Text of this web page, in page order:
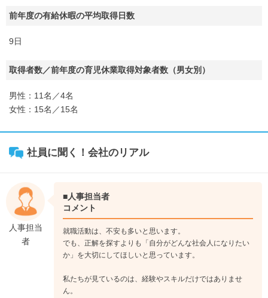
前年度の有給休暇の平均取得日数
9日
取得者数／前年度の育児休業取得対象者数（男女別）
男性：11名／4名
女性：15名／15名
社員に聞く！会社のリアル
人事担当
者
■人事担当者
コメント
就職活動は、不安も多いと思います。
でも、正解を探すよりも「自分がどんな社会人になりたい
か」を大切にしてほしいと思っています。
私たちが見ているのは、経験やスキルだけではありませ
ん。